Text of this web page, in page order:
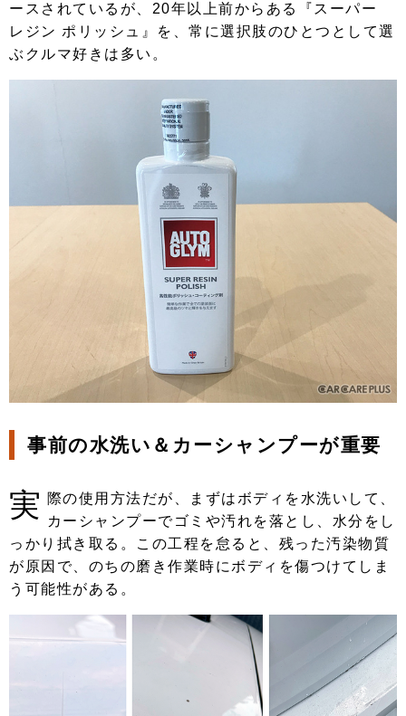
ースされているが、20年以上前からある『スーパー
レジン ポリッシュ』を、常に選択肢のひとつとして選
ぶクルマ好きは多い。
事前の水洗い＆カーシャンプーが重要
実 際の使用方法だが、まずはボディを水洗いして、
カーシャンプーでゴミや汚れを落とし、水分をし
っかり拭き取る。この工程を怠ると、残った汚染物質
が原因で、のちの磨き作業時にボディを傷つけてしま
う可能性がある。